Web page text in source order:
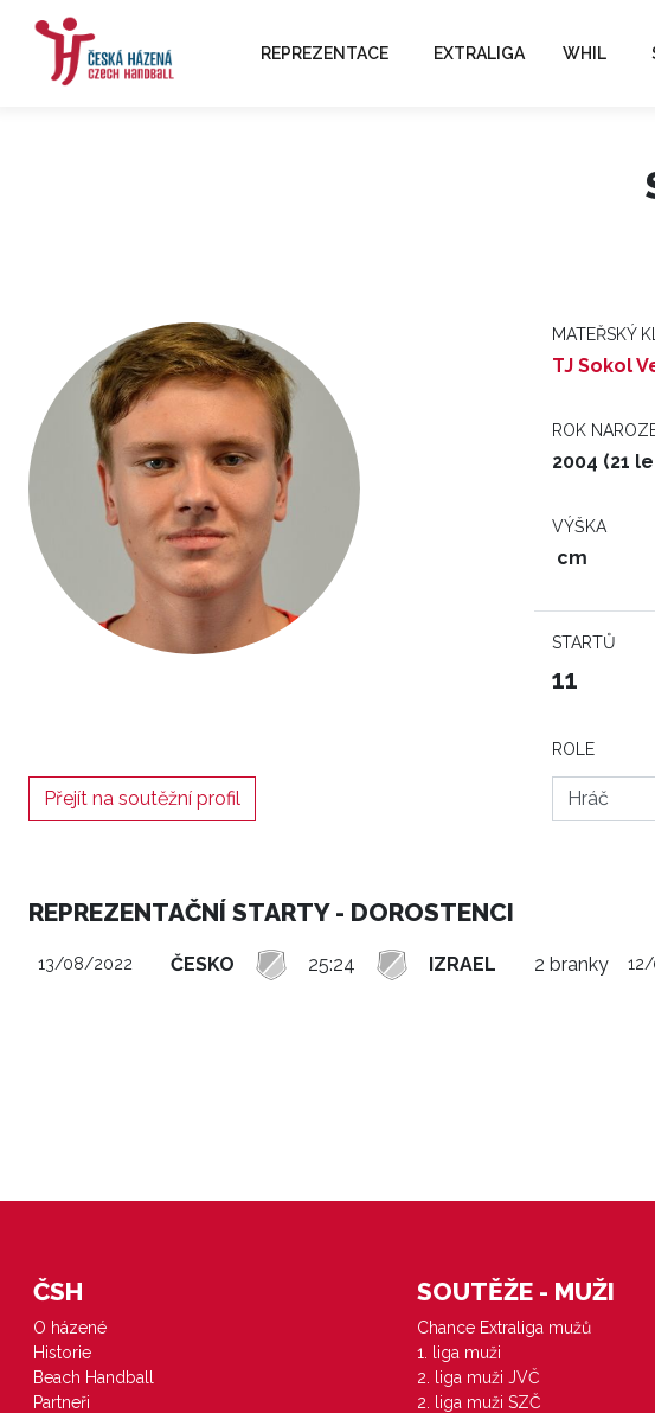
REPREZENTACE EXTRALIGA WHIL
MATEŘSKÝ
TJ Sokol
ROK
2004 (21
VÝŠKA
cm
STARTŮ
11
Přejít na soutěžní profil
ROLE
REPREZENTAČNÍ STARTY - DOROSTENCI
13/08/2022 ČESKO 25:24 IZRAEL 2 branky
ČSH
O házené
Historie
Beach Handball
Partneři
SOUTĚŽE - MUŽI
Chance Extraliga mužů
1. liga muži
2. liga muži JVČ
2. liga muži SZČ